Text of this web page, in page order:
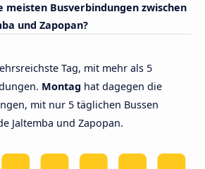
meisten Busverbindungen zwischen
und Zapopan?
Tag, mit mehr als 5
Montag hat dagegen die
mit nur 5 täglichen Bussen
Jaltemba und Zapopan.